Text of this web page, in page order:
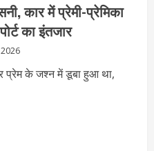
कार में प्रेमी-प्रेमिका
का इंतजार
प्रेम के जश्न में डूबा हुआ था,